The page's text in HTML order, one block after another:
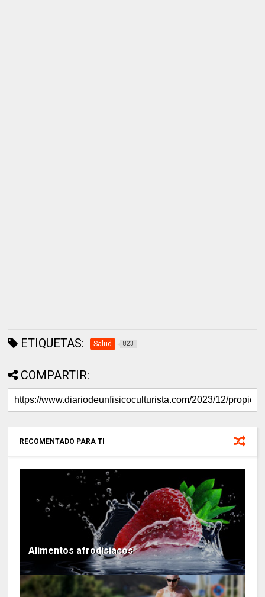
ETIQUETAS: Salud 823
COMPARTIR:
RECOMENTADO PARA TI
Alimentos afrodisiacos